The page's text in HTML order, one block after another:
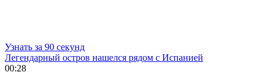
Узнать за 90 секунд
Легендарный остров нашелся рядом с Испанией
00:28